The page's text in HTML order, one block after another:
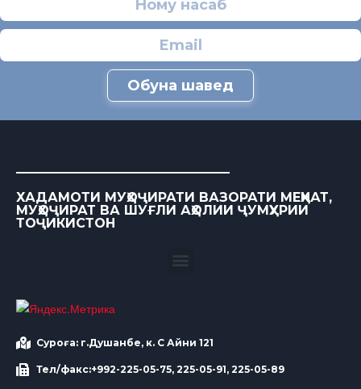
Обуна шавед
ХАДАМОТИ МУҲОҶИРАТИ ВАЗОРАТИ МЕҲНАТ,
МУҲОҶИРАТ ВА ШУҒЛИ АҲОЛИИ ҶУМҲУРИИ
ТОҶИКИСТОН
Суроға: г.Душанбе, к. С Айни 121
Тел/факс:+992-225-05-75, 225-05-91, 225-05-89